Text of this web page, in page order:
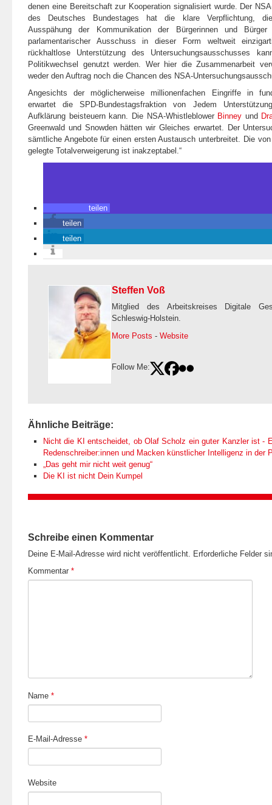
denen eine Bereitschaft zur Kooperation signalisiert wurde. Der
des Deutsches Bundestages hat die klare Verpflichtung,
Ausspähung der Kommunikation der Bürgerinnen und
parlamentarischer Ausschuss in dieser Form weltweit
rückhaltlose Unterstützung des Untersuchungsausschusses
Politikwechsel genutzt werden. Wer hier die Zusammenarbeit
weder den Auftrag noch die Chancen des NSA-
Angesichts der möglicherweise millionenfachen Eingriffe in
erwartet die SPD-Bundestagsfraktion von Jedem
Aufklärung beisteuern kann. Die NSA-Whistleblower Binney und
Greenwald und Snowden hätten wir Gleiches erwartet. Der
sämtliche Angebote für einen ersten Austausch unterbreitet. Die
gelegte Totalverweigerung ist inakzeptabel.“
teilen
teilen
teilen
Steffen Voß
Mitglied des Arbeitskreises Digitale
Schleswig-Holstein.
More Posts -Website
Follow Me:
Ähnliche Beiträge:
Nicht die KI entscheidet, ob Olaf Scholz ein guter Kanzler ist -
Redenschreiber:innen und Macken künstlicher Intelligenz in der
„Das geht mir nicht weit genug“
Die KI ist nicht Dein Kumpel
Schreibe einen Kommentar
Deine E-Mail-Adresse wird nicht veröffentlicht. Erforderliche Felder
Kommentar *
Name *
E-Mail-Adresse *
Website